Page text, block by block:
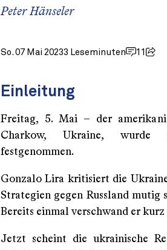
Peter Hänseler
So. 07 Mai 20233 Leseminuten 11
Einleitung
Freitag, 5. Mai – der
Charkow, Ukraine, wurde
festgenommen.
Gonzalo Lira kritisiert die
Strategien gegen Russland
Bereits einmal verschwand er
Jetzt scheint die ukrainische